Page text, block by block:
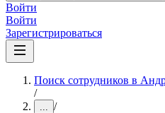
Войти
Войти
Зарегистрироваться
Поиск сотрудников в
/
... /